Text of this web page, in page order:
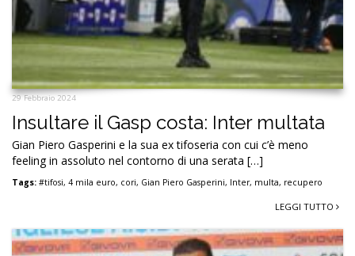
29 Febbraio 2024
Insultare il Gasp costa: Inter multata
Gian Piero Gasperini e la sua ex tifoseria con cui c’è meno
feeling in assoluto nel contorno di una serata […]
Tags: #tifosi, 4 mila euro, cori, Gian Piero Gasperini, Inter, multa, recupero
LEGGI TUTTO